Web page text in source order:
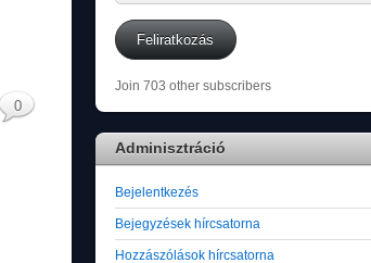
0
cím
Feliratkozás
Join 703 other subscribers
Adminisztráció
Bejelentkezés
Bejegyzések hírcsatorna
Hozzászólások hírcsatorna